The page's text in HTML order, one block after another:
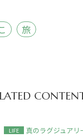
旅
LIFE
真のラグジュアリ